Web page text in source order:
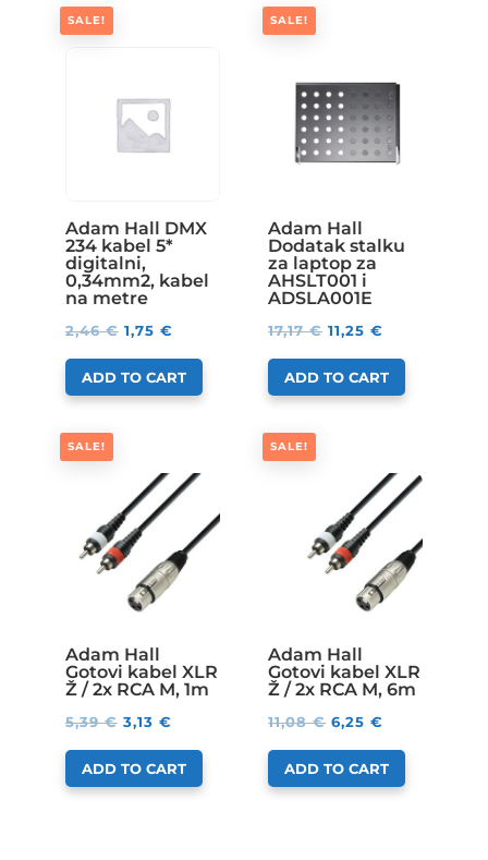
SALE!
Adam Hall DMX
234 kabel 5*
digitalni,
0,34mm2, kabel
na metre
2,46€ 1,75 €
ADD TO CART
SALE!
Adam Hall
Dodatak stalku
za laptop za
AHSLT001 i
ADSLA001E
17,17€ 11,25€
ADD TO CART
SALE!
Adam Hall
Gotovi kabel XLR
Ž / 2x RCA M, 1m
5,39€ 3,13 €
ADD TO CART
SALE!
Adam Hall
Gotovi kabel XLR
Ž / 2x RCA M, 6m
11,08€ 6,25€
ADD TO CART